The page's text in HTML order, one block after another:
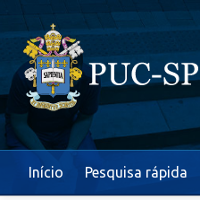
Início Pesquisa rápida